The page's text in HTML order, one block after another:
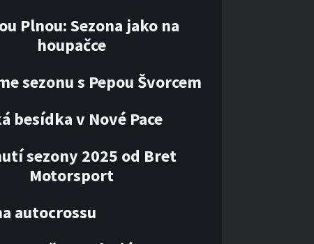
Plnou: Sezona jako na
houpačce
sezonu s Pepou Švorcem
besídka v Nové Pace
sezony 2025 od Bret
Motorsport
autocrossu